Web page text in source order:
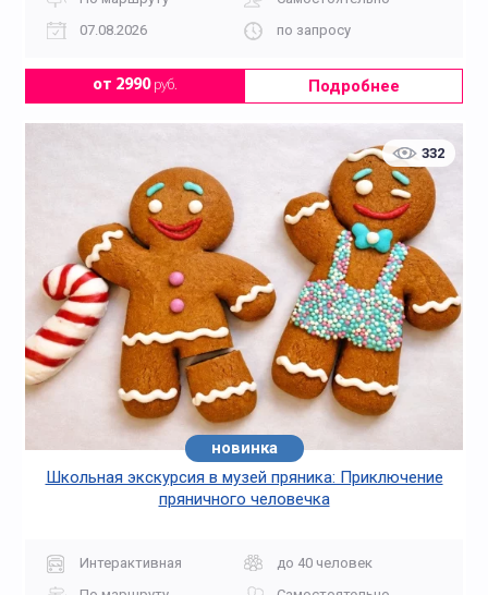
07.08.2026
по запросу
от 2990руб. Подробнее
332
новинка
Школьная экскурсия в музей пряника: Приключение
пряничного человечка
Интерактивная
до 40 человек